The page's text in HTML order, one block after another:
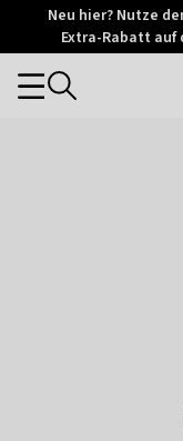
Otrium
Trustpilot
Neu hier? Nutze
Extra-Rabatt auf
Categories